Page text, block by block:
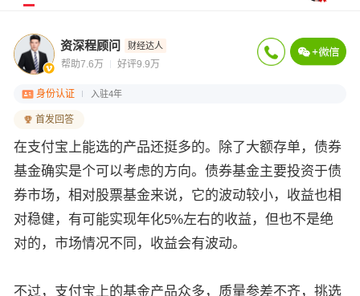
资深程顾问 财经达人
帮助7.6万 好评9.9万
身份认证 入驻4年
首发回答
在支付宝上能选的产品还挺多的。除了大额存单，债券
基金确实是个可以考虑的方向。债券基金主要投资于债
券市场，相对股票基金来说，它的波动较小，收益也相
对稳健，有可能实现年化5%左右的收益，但也不是绝
对的，市场情况不同，收益会有波动。
不过，支付宝上的基金产品众多，质量参差不齐，挑选